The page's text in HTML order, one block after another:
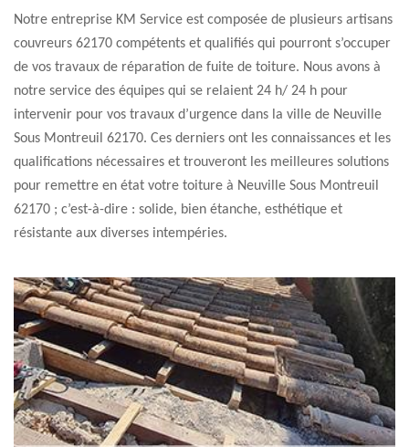
Notre entreprise KM Service est composée de plusieurs artisans
couvreurs 62170 compétents et qualifiés qui pourront s’occuper
de vos travaux de réparation de fuite de toiture. Nous avons à
notre service des équipes qui se relaient 24 h/ 24 h pour
intervenir pour vos travaux d’urgence dans la ville de Neuville
Sous Montreuil 62170. Ces derniers ont les connaissances et les
qualifications nécessaires et trouveront les meilleures solutions
pour remettre en état votre toiture à Neuville Sous Montreuil
62170 ; c’est-à-dire : solide, bien étanche, esthétique et
résistante aux diverses intempéries.